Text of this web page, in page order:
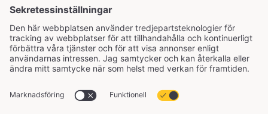
Installation
Värmepumpguide
FAQ
Garantier
Felanmälan
Köpevillkor